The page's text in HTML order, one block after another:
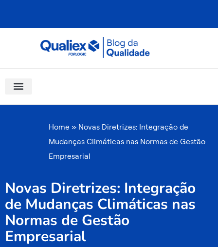
Home » Novas Diretrizes: Integração de
Mudanças Climáticas nas Normas de Gestão
Empresarial
Novas Diretrizes: Integração
de Mudanças Climáticas nas
Normas de Gestão
Empresarial